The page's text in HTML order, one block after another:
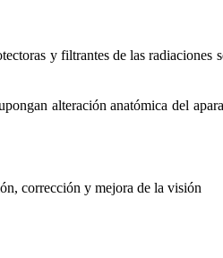
y filtrantes de las
alteración anatómica del
corrección y mejora de la visión